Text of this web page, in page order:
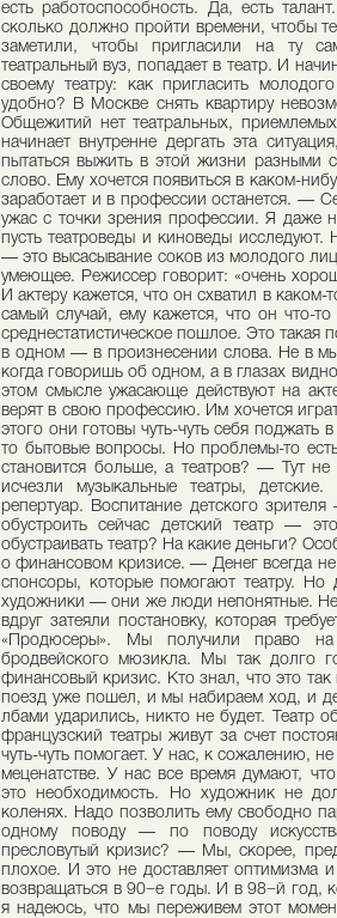
есть работоспособность. Да, есть
сколько должно пройти времени, чтобы
заметили, чтобы пригласили на ту
театральный вуз, попадает в театр. И
своему театру: как пригласить
удобно? В Москве снять квартиру
Общежитий нет театральных,
начинает внутренне дергать эта
пытаться выжить в этой жизни разными
слово. Ему хочется появиться в каком-
заработает и в профессии останется. —
ужас с точки зрения профессии. Я даже
пусть театроведы и киноведы
— это высасывание соков из молодого
умеющее. Режиссер говорит: «очень
И актеру кажется, что он схватил в
самый случай, ему кажется, что он что-
среднестатистическое пошлое. Это такая
в одном — в произнесении слова. Не в
когда говоришь об одном, а в глазах
этом смысле ужасающе действуют на
верят в свою профессию. Им хочется
этого они готовы чуть-чуть себя поджать
то бытовые вопросы. Но проблемы-то
становится больше, а театров? — Тут
исчезли музыкальные театры,
репертуар. Воспитание детского
обустроить сейчас детский театр —
обустраивать театр? На какие деньги?
о финансовом кризисе. — Денег всегда
спонсоры, которые помогают театру. Но
художники — они же люди непонятные.
вдруг затеяли постановку, которая
«Продюсеры». Мы получили право на
бродвейского мюзикла. Мы так долго
финансовый кризис. Кто знал, что это
поезд уже пошел, и мы набираем ход, и
лбами ударились, никто не будет. Театр
французский театры живут за счет
чуть-чуть помогает. У нас, к сожалению,
меценатстве. У нас все время думают,
это необходимость. Но художник не
коленях. Надо позволить ему свободно
одному поводу — по поводу
пресловутый кризис? — Мы, скорее,
плохое. И это не доставляет оптимизма
возвращаться в 90−е годы. И в 98−й год,
я надеюсь, что мы переживем этот